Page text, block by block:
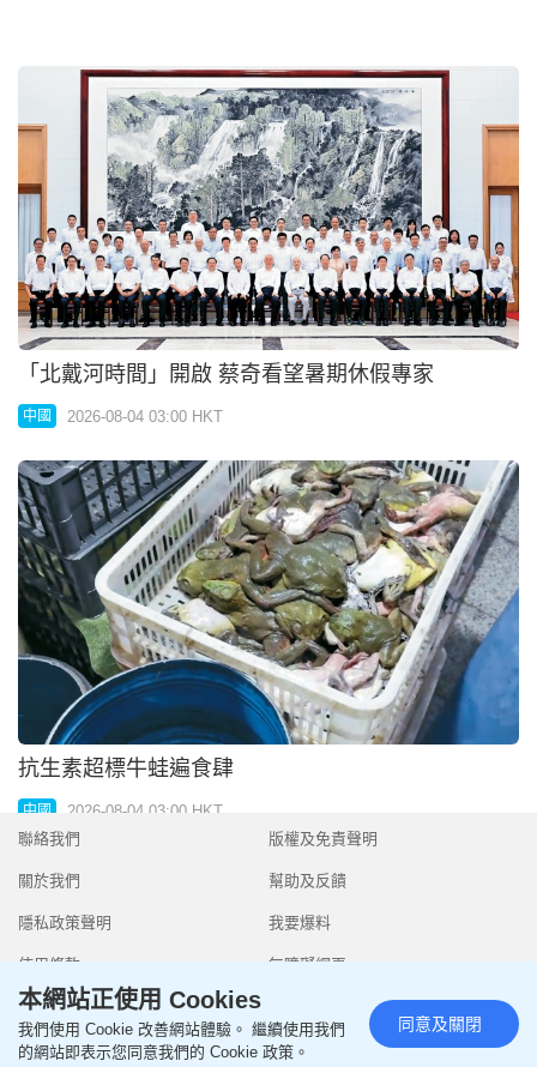
2026-08-04 03:00 HKT
抗生素超標牛蛙遍食肆
中國 2026-08-04 03:00 HKT
聯絡我們
關於我們
隱私政策聲明
使用條款
版權及免責聲明
幫助及反饋
我要爆料
無障礙網頁
Copyright © 2026 SingTao Ltd.All rights reserved.
本網站正使用 Cookies
我們使用 Cookie 改善網站體驗。 繼續使用我們
的網站即表示您同意我們的 Cookie 政策。
同意及關閉